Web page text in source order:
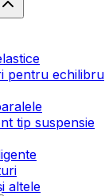
pentru echilibru
tip suspensie
altele